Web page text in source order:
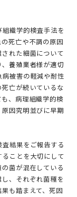
織学的検査手法を
死亡や不調の原因
れた細菌について
養殖業者様が適切
被害の軽減や耐性
亡が続いているな
、病理組織学的検
因究明並びに早期
結果をご報告する
ことを大切にして
菌が混在している
、それぞれ菌種を
も踏まえて、死因